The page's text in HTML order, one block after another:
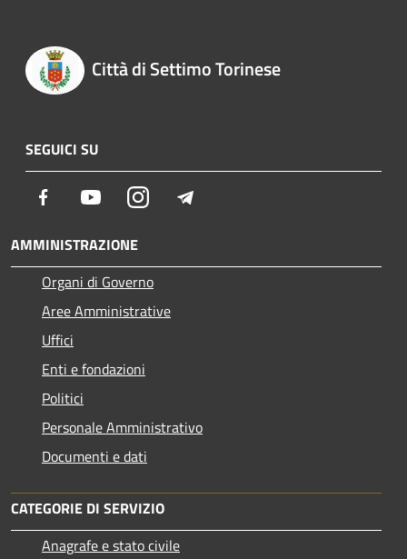
Città di Settimo Torinese
SEGUICI SU
Facebook YoutubeInstagram
AMMINISTRAZIONE
Organi di Governo
Aree Amministrative
Uffici
Enti e fondazioni
Politici
Personale Amministrativo
Documenti e dati
CATEGORIE DI SERVIZIO
Anagrafe e stato civile